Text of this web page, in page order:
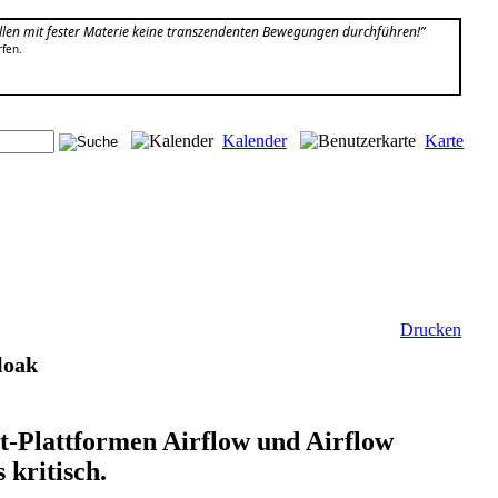
mit fester Materie keine transzendenten Bewegungen durchführen!”
Kalender
Karte
Drucken
Plattformen Airflow und Airflow
kritisch.